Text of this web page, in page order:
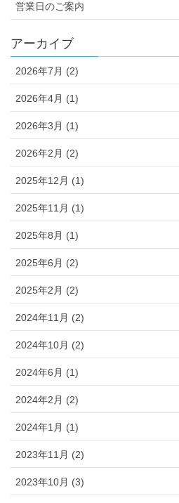
営業日のご案内
アーカイブ
2026年7月 (2)
2026年4月 (1)
2026年3月 (1)
2026年2月 (2)
2025年12月 (1)
2025年11月 (1)
2025年8月 (1)
2025年6月 (2)
2025年2月 (2)
2024年11月 (2)
2024年10月 (2)
2024年6月 (1)
2024年2月 (2)
2024年1月 (1)
2023年11月 (2)
2023年10月 (3)